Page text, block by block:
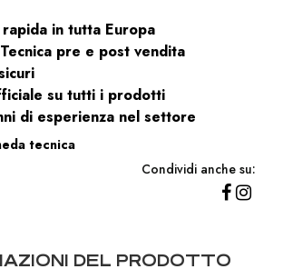
in tutta Europa
pre e post vendita
su tutti i prodotti
di esperienza nel settore
tecnica
Condividi anche su:
DEL PRODOTTO